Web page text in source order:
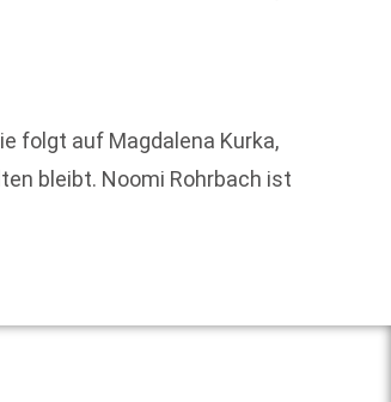
folgt auf Magdalena Kurka,
bleibt. Noomi Rohrbach ist